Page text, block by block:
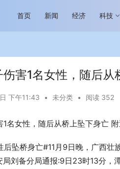
首页 新闻 经济 科技
害1名女性，随后
下午11:43 • 未分类 • 阅读 352
1名女性，随后从桥上坠下身亡
后坠桥身亡#11月9日晚，广西
局刘备分局通报:9日23时13分
旅即日
今年旅游市场进入恢复